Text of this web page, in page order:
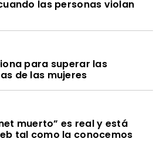
las personas violan
para superar las
de las mujeres
muerto” es real y está
tal como la conocemos